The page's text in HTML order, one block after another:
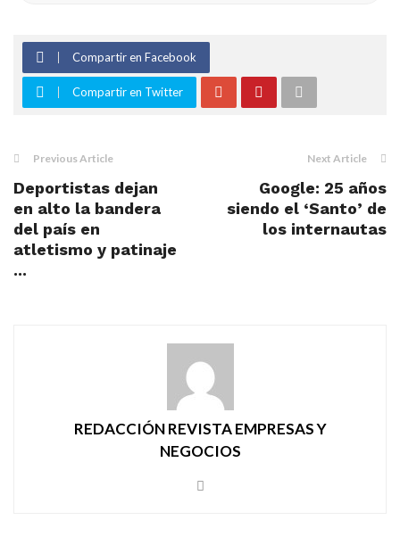
Compartir en Facebook
Compartir en Twitter
Previous Article
Deportistas dejan
en alto la bandera
del país en
atletismo y patinaje
...
Next Article
Google: 25 años
siendo el ‘Santo’ de
los internautas
REDACCIÓN REVISTA EMPRESAS Y
NEGOCIOS